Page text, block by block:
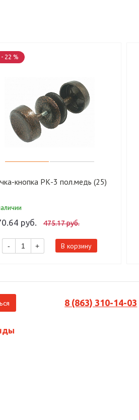
- 22 %
кнопка РК-3 пол.медь (25)
руб. 475.17 руб.
- + В корзину
8 (863) 310-14-03